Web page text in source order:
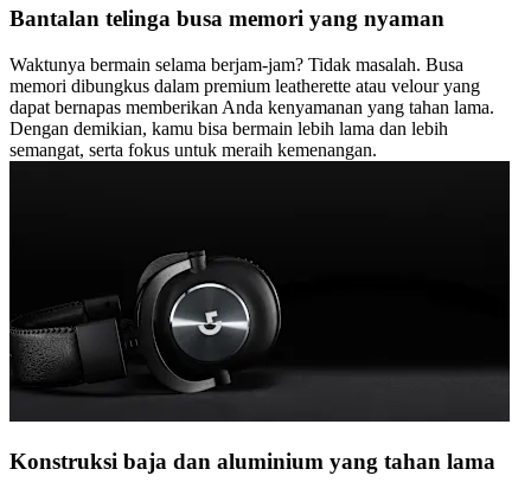
Bantalan telinga busa memori yang nyaman
Waktunya bermain selama berjam-jam? Tidak masalah. Busa
memori dibungkus dalam premium leatherette atau velour yang
dapat bernapas memberikan Anda kenyamanan yang tahan lama.
Dengan demikian, kamu bisa bermain lebih lama dan lebih
semangat, serta fokus untuk meraih kemenangan.
Konstruksi baja dan aluminium yang tahan lama